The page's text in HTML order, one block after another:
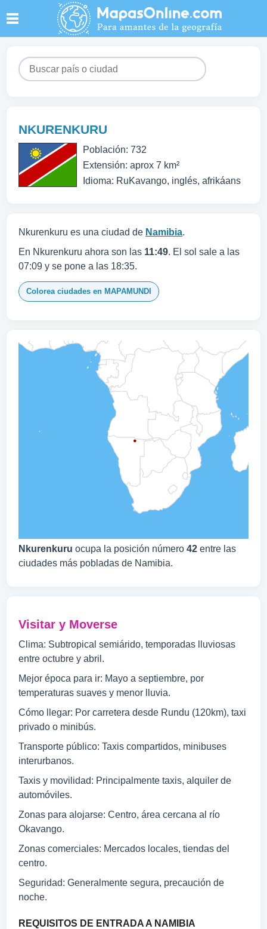
NKURENKURU
Población: 732
Extensión: aprox 7 km²
Idioma: RuKavango, inglés, afrikáans
Nkurenkuru es una ciudad de Namibia.
En Nkurenkuru ahora son las 11:49. El sol sale a las
07:09 y se pone a las 18:35.
Colorea ciudades en MAPAMUNDI
Nkurenkuru ocupa la posición número 42 entre las
ciudades más pobladas de Namibia.
Visitar y Moverse
Clima: Subtropical semiárido, temporadas lluviosas
entre octubre y abril.
Mejor época para ir: Mayo a septiembre, por
temperaturas suaves y menor lluvia.
Cómo llegar: Por carretera desde Rundu (120km), taxi
privado o minibús.
Transporte público: Taxis compartidos, minibuses
interurbanos.
Taxis y movilidad: Principalmente taxis, alquiler de
automóviles.
Zonas para alojarse: Centro, área cercana al río
Okavango.
Zonas comerciales: Mercados locales, tiendas del
centro.
Seguridad: Generalmente segura, precaución de
noche.
REQUISITOS DE ENTRADA A NAMIBIA